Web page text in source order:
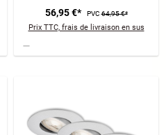
56,95 €* PVC64,95 €*
Prix TTC, frais de livraison en sus